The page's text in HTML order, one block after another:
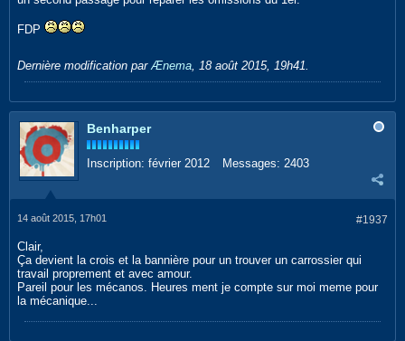
FDP
Dernière modification parÆnema, 18 août 2015, 19h41.
Benharper
Inscription: février 2012 Messages: 2403
#1937
14 août 2015, 17h01
Clair,
Ça devient la crois et la bannière pour un trouver un carrossier qui
travail proprement et avec amour.
Pareil pour les mécanos. Heures ment je compte sur moi meme pour
la mécanique...